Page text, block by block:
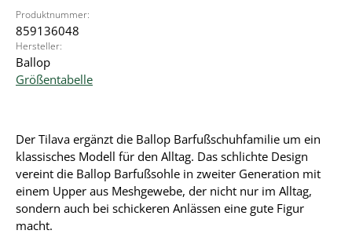
Produktnummer:
859136048
Hersteller:
Ballop
Größentabelle
Der Tilava ergänzt die Ballop Barfußschuhfamilie um ein
klassisches Modell für den Alltag. Das schlichte Design
vereint die Ballop Barfußsohle in zweiter Generation mit
einem Upper aus Meshgewebe, der nicht nur im Alltag,
sondern auch bei schickeren Anlässen eine gute Figur
macht.